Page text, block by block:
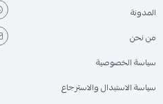
المدونة
من نحن
سياسة الخصوصية
سياسة الاستبدال والاسترجاع